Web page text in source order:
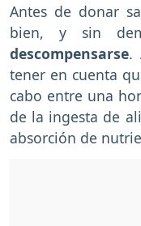
Antes de donar
bien, y sin
descompensarse.
tener en cuenta
cabo entre una
de la ingesta de
absorción de